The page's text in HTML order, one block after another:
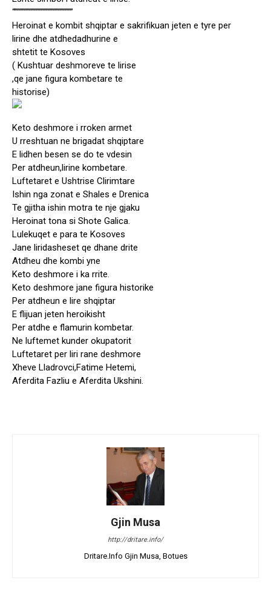
“””””””””””””””””””””””””
Heroinat e kombit shqiptar e sakrifikuan jeten e tyre per
lirine dhe atdhedadhurine e
shtetit te Kosoves
( Kushtuar deshmoreve te lirise
,qe jane figura kombetare te
historise)
Keto deshmore i rroken armet
U rreshtuan ne brigadat shqiptare
E lidhen besen se do te vdesin
Per atdheun,lirine kombetare.
Luftetaret e Ushtrise Clirimtare
Ishin nga zonat e Shales e Drenica
Te gjitha ishin motra te nje gjaku
Heroinat tona si Shote Galica.
Lulekuqet e para te Kosoves
Jane liridasheset qe dhane drite
Atdheu dhe kombi yne
Keto deshmore i ka rrite.
Keto deshmore jane figura historike
Per atdheun e lire shqiptar
E flijuan jeten heroikisht
Per atdhe e flamurin kombetar.
Ne luftemet kunder okupatorit
Luftetaret per liri rane deshmore
Xheve Lladrovci,Fatime Hetemi,
Aferdita Fazliu e Aferdita Ukshini.
Gjin Musa
http://dritare.info/
Dritare.Info Gjin Musa, Botues